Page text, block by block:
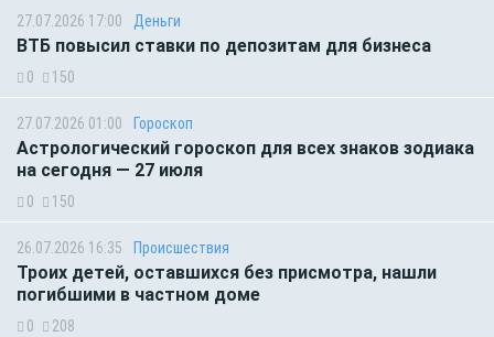
27.07.2026 17:00 Деньги
ВТБ повысил ставки по депозитам для бизнеса
0 150
27.07.2026 01:00 Гороскоп
Астрологический гороскоп для всех знаков зодиака
на сегодня — 27 июля
0 150
26.07.2026 16:35 Происшествия
Троих детей, оставшихся без присмотра, нашли
погибшими в частном доме
0 208